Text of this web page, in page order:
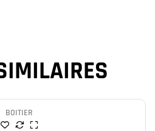
BOITIER